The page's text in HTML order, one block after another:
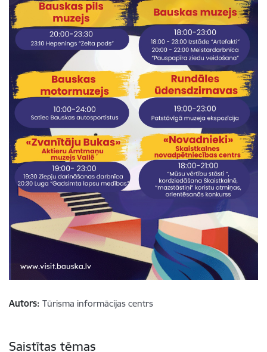
Autors: Tūrisma informācijas centrs
Saistītas tēmas